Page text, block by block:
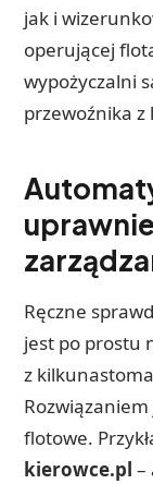
jak i
operującej
wypożyczalni
przewoźnika
Ręczne
jest po prostu
z
flotowe.
kierowce.pl –